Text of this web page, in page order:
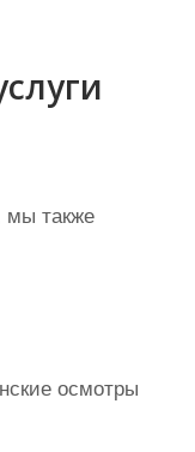
мы также
осмотры